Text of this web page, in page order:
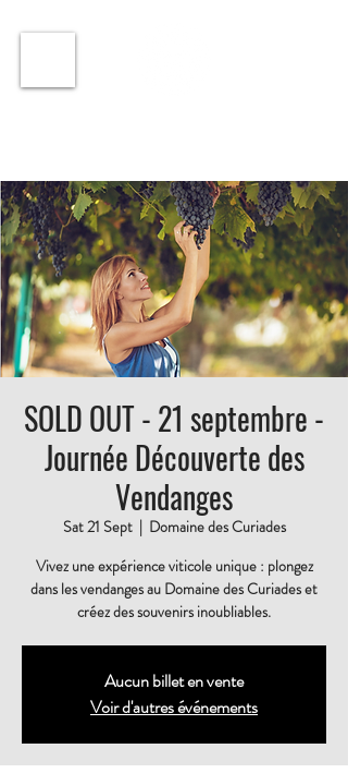
SOLD OUT - 21 septembre -
Journée Découverte des
Vendanges
Sat 21 Sept
  |
Domaine des Curiades
Vivez une expérience viticole unique : plongez
dans les vendanges au Domaine des Curiades et
créez des souvenirs inoubliables.
Aucun billet en vente
Voir d'autres événements